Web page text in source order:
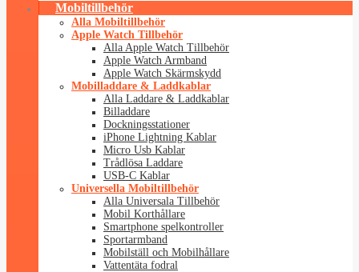
Mobiltillbehör
Alla Mobiltillbehör
Apple Watch Tillbehör
Alla Apple Watch Tillbehör
Apple Watch Armband
Apple Watch Skärmskydd
Mobilladdare & Laddkablar
Alla Laddare & Laddkablar
Billaddare
Dockningsstationer
iPhone Lightning Kablar
Micro Usb Kablar
Trådlösa Laddare
USB-C Kablar
Universella Mobiltillbehör
Alla Universala Tillbehör
Mobil Korthållare
Smartphone spelkontroller
Sportarmband
Mobilställ och Mobilhållare
Vattentäta fodral